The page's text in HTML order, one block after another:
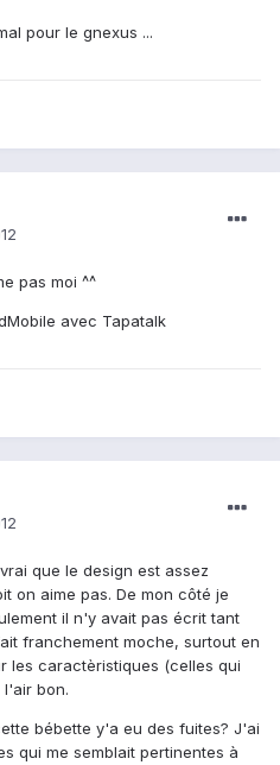
pour le gnexus ...
pas moi ^^
avec Tapatalk
que le design est assez
on aime pas. De mon côté je
il n'y avait pas écrit tant
franchement moche, surtout en
les caractèristiques (celles qui
bon.
bébette y'a eu des fuites? J'ai
qui me semblait pertinentes à